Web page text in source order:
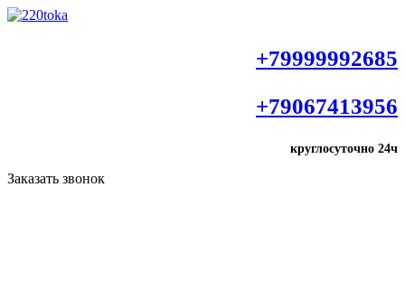
+79999992685
+79067413956
круглосуточно 24ч
Заказать звонок